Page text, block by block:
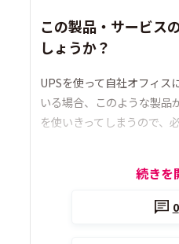
この製品・サービス
しょうか？
UPSを使って自社オフィス
いる場合、このような製品
を使いきってしまうので、
続きを
0